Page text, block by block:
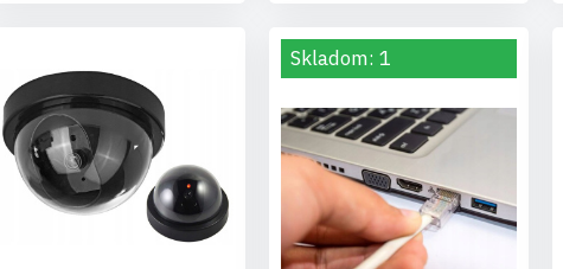
Skladom: 1